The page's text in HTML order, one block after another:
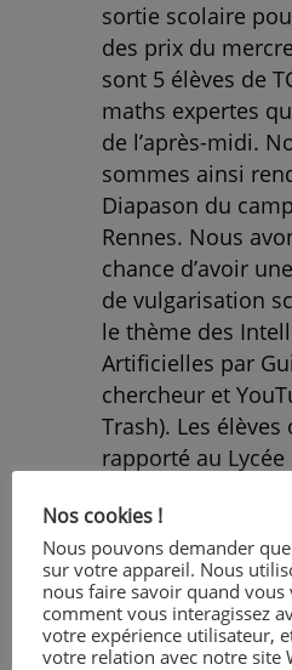
sortie scolaire
des prix du
sont 5 élèves de
maths expertes
de l’après-midi.
sommes ainsi
Diapason du
Rennes. Nous
chance d’avoir
de vulgarisation
le thème des
Artificielles par
chercheur et
Trash). Les
rapporté au Lycée
les 2GTD vont
partager.
Nos cookies !
Nous pouvons demander
sur votre appareil. Nous
nous faire savoir quand vous
comment vous interagissez
votre expérience utilisateur,
votre relation avec notre site